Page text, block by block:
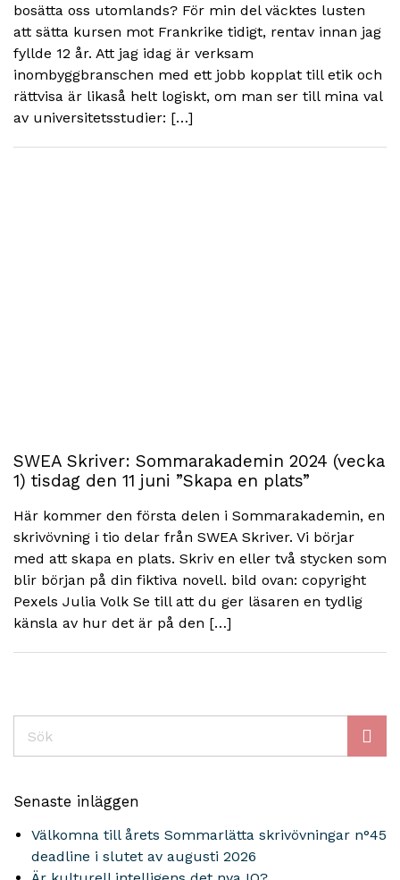
bosätta oss utomlands? För min del väcktes lusten
att sätta kursen mot Frankrike tidigt, rentav innan jag
fyllde 12 år. Att jag idag är verksam
inombyggbranschen med ett jobb kopplat till etik och
rättvisa är likaså helt logiskt, om man ser till mina val
av universitetsstudier: […]
SWEA Skriver: Sommarakademin 2024 (vecka
1) tisdag den 11 juni ”Skapa en plats”
Här kommer den första delen i Sommarakademin, en
skrivövning i tio delar från SWEA Skriver. Vi börjar
med att skapa en plats. Skriv en eller två stycken som
blir början på din fiktiva novell. bild ovan: copyright
Pexels Julia Volk Se till att du ger läsaren en tydlig
känsla av hur det är på den […]
Senaste inläggen
Välkomna till årets Sommarlätta skrivövningar n°45
deadline i slutet av augusti 2026